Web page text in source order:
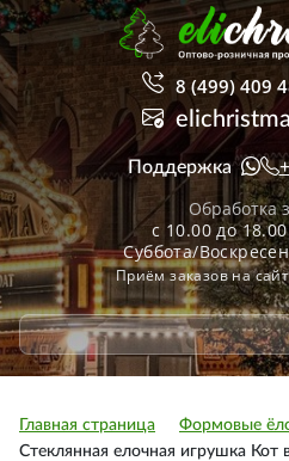
8 (499) 409
Поддержка
Обработка
с 10.00 до
Суббота/
Приём заказов на
Главная страница
Формовые
Стеклянная елочная игрушка Кот